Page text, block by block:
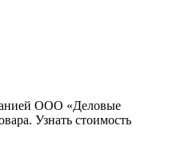
ООО «Деловые
Узнать стоимость